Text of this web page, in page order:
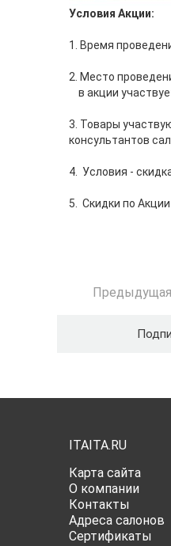
Условия Акции:
1. Время
2. Место
в акции
3. Товары
консультантов
4. Условия -
5. Скидки по
Предыдущая
ITAITA.RU
Карта сайта
О компании
Контакты
Адреса салонов
Сертификаты